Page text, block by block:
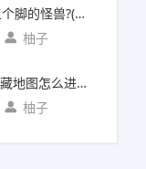
奥特曼中三个脚的怪兽?(奥特曼中三个脚的怪兽叫什么)
柚子
fc封神榜隐藏地图怎么进入?(fc封神榜 隐藏)
柚子